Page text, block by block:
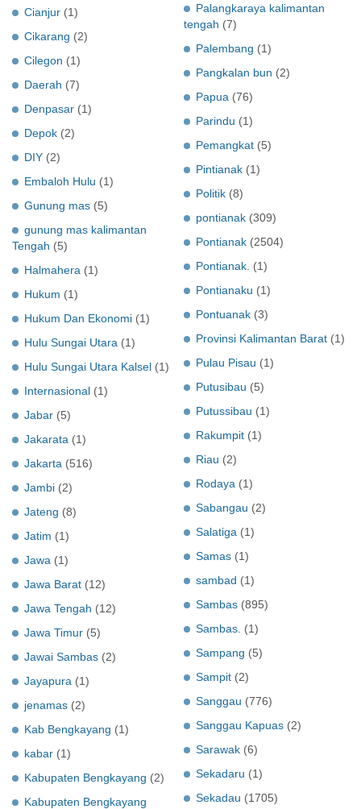
Cianjur (1)
Cikarang (2)
Cilegon (1)
Daerah (7)
Denpasar (1)
Depok (2)
DIY (2)
Embaloh Hulu (1)
Gunung mas (5)
gunung mas kalimantan
Tengah (5)
Halmahera (1)
Hukum (1)
Hukum Dan Ekonomi (1)
Hulu Sungai Utara (1)
Hulu Sungai Utara Kalsel (1)
Internasional (1)
Jabar (5)
Jakarata (1)
Jakarta (516)
Jambi (2)
Jateng (8)
Jatim (1)
Jawa (1)
Jawa Barat (12)
Jawa Tengah (12)
Jawa Timur (5)
Jawai Sambas (2)
Jayapura (1)
jenamas (2)
Kab Bengkayang (1)
kabar (1)
Kabupaten Bengkayang (2)
Kabupaten Bengkayang
Palangkaraya kalimantan
tengah (7)
Palembang (1)
Pangkalan bun (2)
Papua (76)
Parindu (1)
Pemangkat (5)
Pintianak (1)
Politik (8)
pontianak (309)
Pontianak (2504)
Pontianak. (1)
Pontianaku (1)
Pontuanak (3)
Provinsi Kalimantan Barat (1)
Pulau Pisau (1)
Putusibau (5)
Putussibau (1)
Rakumpit (1)
Riau (2)
Rodaya (1)
Sabangau (2)
Salatiga (1)
Samas (1)
sambad (1)
Sambas (895)
Sambas. (1)
Sampang (5)
Sampit (2)
Sanggau (776)
Sanggau Kapuas (2)
Sarawak (6)
Sekadaru (1)
Sekadau (1705)